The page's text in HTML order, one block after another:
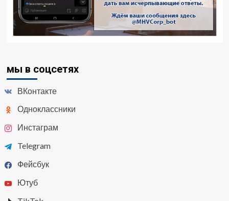
мы в соцсетях
ВКонтакте
Одноклассники
Инстаграм
Telegram
Фейсбук
Ютуб